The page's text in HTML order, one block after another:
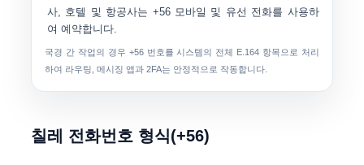
사, 호텔 및 항공사는 +56 모바일 및 유선 전화를 사용하
여 예약합니다.
국경 간 작업의 경우 +56 번호를 시스템의 전체 E.164 항목으로 처리
하여 라우팅, 메시징 앱과 2FA는 안정적으로 작동합니다.
칠레 전화번호 형식(+56)